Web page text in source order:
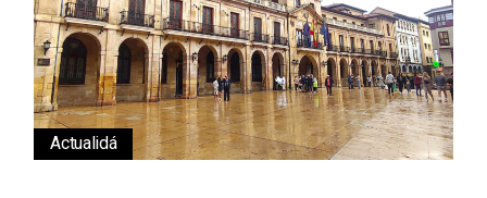
Actualidá